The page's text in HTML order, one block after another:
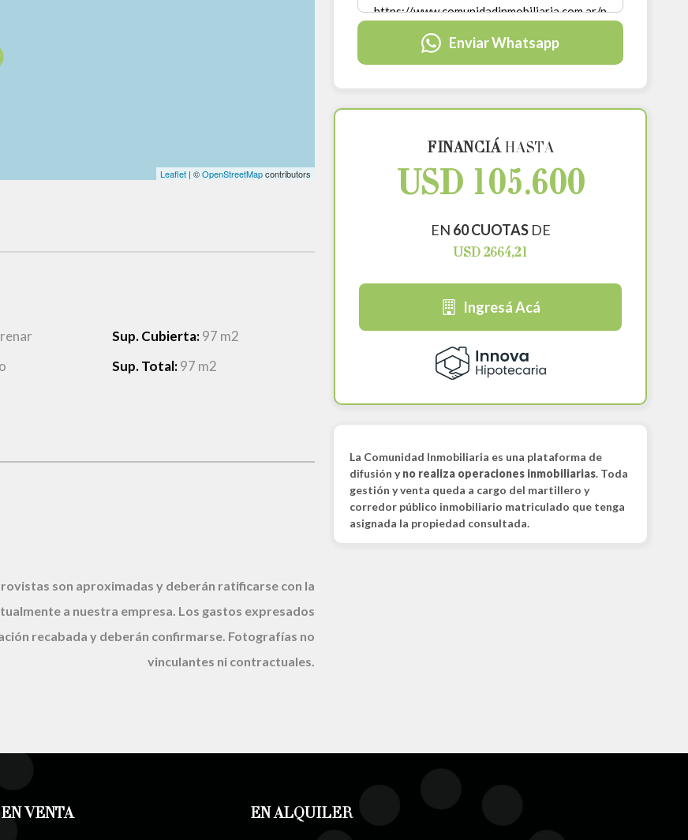
Leaflet| ©OpenStreetMapcontributors
Sup. Cubierta:97 m2
Sup. Total:97 m2
son aproximadas y deberán ratificarse con la
a nuestra empresa. Los gastos expresados
recabada y deberán confirmarse. Fotografías no
vinculantes ni contractuales.
Enviar Whatsapp
FINANCIÁHASTA
USD 105.600
EN 60 CUOTASDE
USD 2664,21
Ingresá Acá
La Comunidad Inmobiliaria es una plataforma de
difusión yno realiza operaciones inmobiliarias. Toda
gestión y venta queda a cargo del martillero y
corredor público inmobiliario matriculado que tenga
asignada la propiedad consultada.
EN VENTA EN ALQUILER